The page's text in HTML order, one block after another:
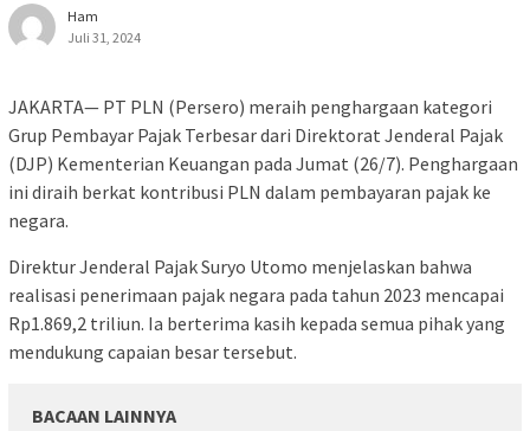
Ham
Juli 31, 2024
JAKARTA— PT PLN (Persero) meraih penghargaan kategori
Grup Pembayar Pajak Terbesar dari Direktorat Jenderal Pajak
(DJP) Kementerian Keuangan pada Jumat (26/7). Penghargaan
ini diraih berkat kontribusi PLN dalam pembayaran pajak ke
negara.
Direktur Jenderal Pajak Suryo Utomo menjelaskan bahwa
realisasi penerimaan pajak negara pada tahun 2023 mencapai
Rp1.869,2 triliun. Ia berterima kasih kepada semua pihak yang
mendukung capaian besar tersebut.
BACAAN LAINNYA